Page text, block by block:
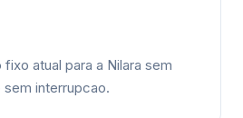
atual para a Nilara sem
interrupcao.